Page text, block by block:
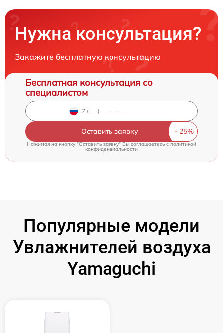
Нужна консультация?
Закажите бесплатную консультацию
Бесплатная консультация со
специалистом
Оставить заявку
Нажимая на кнопку "Оставить заявку" Вы соглашаетесь cполитикой
конфиденциальности
Популярные модели
Увлажнителей воздуха
Yamaguchi